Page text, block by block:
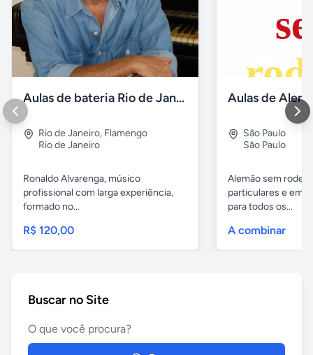
Aulas de bateria Rio de Janeiro
Rio de Janeiro, Flamengo
Rio de Janeiro
Ronaldo Alvarenga, músico
profissional com larga experiência,
formado no...
R$ 120,00
São Paulo
São Paulo
Alemão sem
particulares e em
para todos os...
A combinar
Buscar no Site